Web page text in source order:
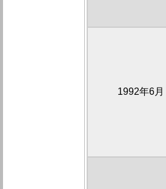
1992年6月